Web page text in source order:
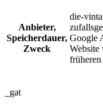
Anbieter,
Speicherdauer,
Zweck
die-
Google
Website
früheren
_gat